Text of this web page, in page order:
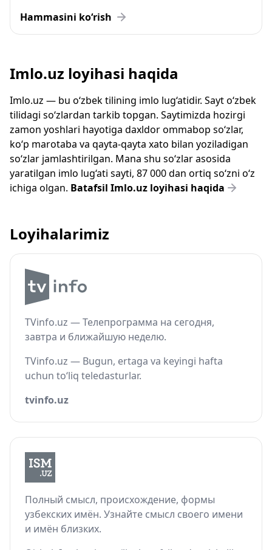
Hammasini ko‘rish
Imlo.uz loyihasi haqida
Imlo.uz — bu o‘zbek tilining imlo lug‘atidir. Sayt o‘zbek
tilidagi so‘zlardan tarkib topgan. Saytimizda hozirgi
zamon yoshlari hayotiga daxldor ommabop so‘zlar,
ko‘p marotaba va qayta-qayta xato bilan yoziladigan
so‘zlar jamlashtirilgan. Mana shu so‘zlar asosida
yaratilgan imlo lug‘ati sayti, 87 000 dan ortiq so‘zni o‘z
ichiga olgan. Batafsil Imlo.uz loyihasi haqida
Loyihalarimiz
TVinfo.uz — Телепрограмма на сегодня,
завтра и ближайшую неделю.
TVinfo.uz — Bugun, ertaga va keyingi hafta
uchun to‘liq teledasturlar.
tvinfo.uz
Полный смысл, происхождение, формы
узбекских имён. Узнайте смысл своего имени
и имён близких.